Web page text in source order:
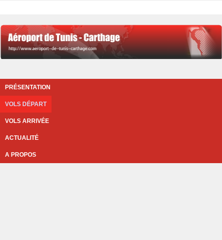
PRÉSENTATION
VOLS DÉPART
VOLS ARRIVÉE
ACTUALITÉ
A PROPOS